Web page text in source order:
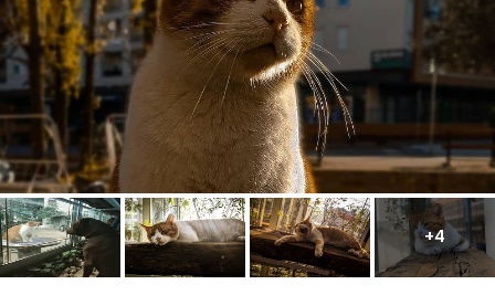
+4